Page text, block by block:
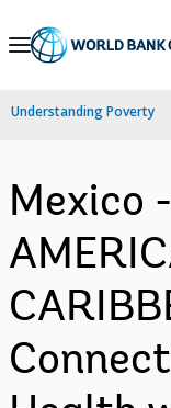
Skip
Navigation
Understanding Poverty
Mexico